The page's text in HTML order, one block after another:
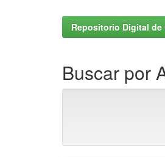
Repositorio Digital de
Buscar por